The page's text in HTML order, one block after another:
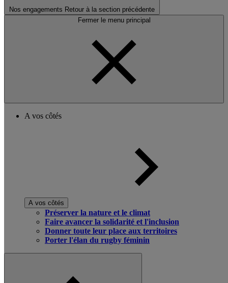
Nos engagements Retour à la section précédente
Fermer le menu principal
A vos côtés
A vos côtés
Préserver la nature et le climat
Faire avancer la solidarité et l'inclusion
Donner toute leur place aux territoires
Porter l'élan du rugby féminin